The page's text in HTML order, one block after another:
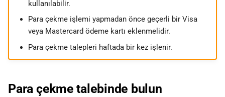
Français
kullanılabilir.
Para çekme işlemi yapmadan önce geçerli bir Visa
veya Mastercard ödeme kartı eklenmelidir.
Para çekme talepleri haftada bir kez işlenir.
Para çekme talebinde bulun